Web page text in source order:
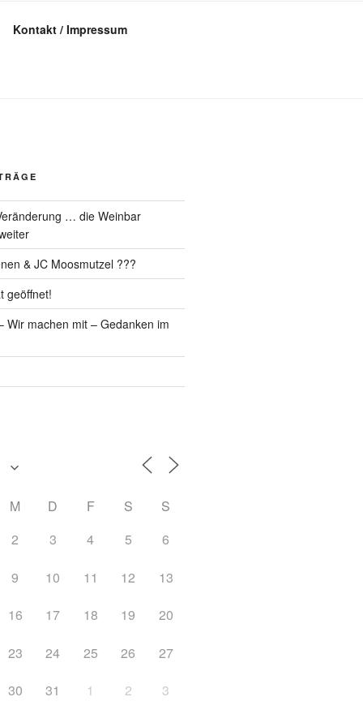
Kontakt / Impressum
… die Weinbar
& JC Moosmutzel ???
geöffnet!
Wir machen mit – Gedanken im
M D F S
S
2 3 4 5 6
9 10 11 12 13
16 17 18 19 20
23 24 25 26 27
30 31 1 2 3